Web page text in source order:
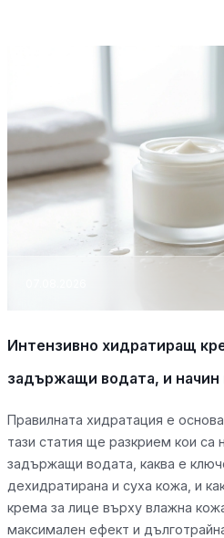
Интензивно хидратиращ
задържащи водата, и начин
Правилната хидратация е
тази статия ще разкрием кои са
задържащи водата, каква е
дехидратирана и суха кожа, и
крема за лице върху влажна
максимален ефект и